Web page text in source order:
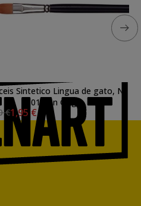
Sintetico Lingua de gato, N.
01 Van Gogh
€1,95 €